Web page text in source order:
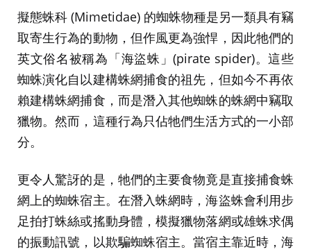
擬態蛛科 (Mimetidae) 的蜘蛛物種是另一類具有竊
取寄生行為的動物，但作風更為強悍，因此牠們的
英文俗名被稱為「海盜蛛」(pirate spider)。這些
蜘蛛演化自以建構蛛網捕食的祖先，但如今不再依
賴建構蛛網捕食，而是潛入其他蜘蛛的蛛網中竊取
獵物。然而，這種行為只佔牠們生活方式的一小部
分。
更令人驚訝的是，牠們的主要食物竟是直接捕食蛛
網上的蜘蛛宿主。在潛入蛛網時，海盜蛛會利用步
足拍打蛛絲或搖動身體，模擬獵物落網或雄蛛求偶
的振動訊號，以欺騙蜘蛛宿主。當宿主靠近時，海